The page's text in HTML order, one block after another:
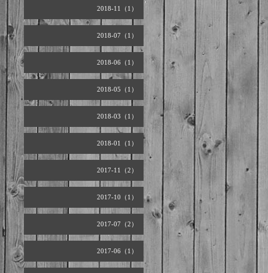
2018-11（1）
2018-07（1）
2018-06（1）
2018-05（1）
2018-03（1）
2018-01（1）
2017-11（2）
2017-10（1）
2017-07（2）
2017-06（1）